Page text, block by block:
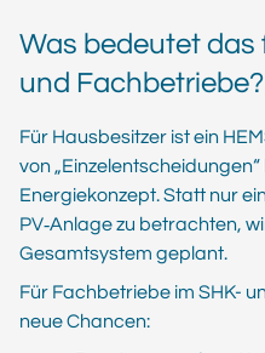
Was bedeutet das
und Fachbetriebe?
Für Hausbesitzer ist ein
von
Energiekonzept. Statt nur
PV‑Anlage zu betrachten,
Gesamtsystem geplant.
Für Fachbetriebe im SHK-
neue Chancen: